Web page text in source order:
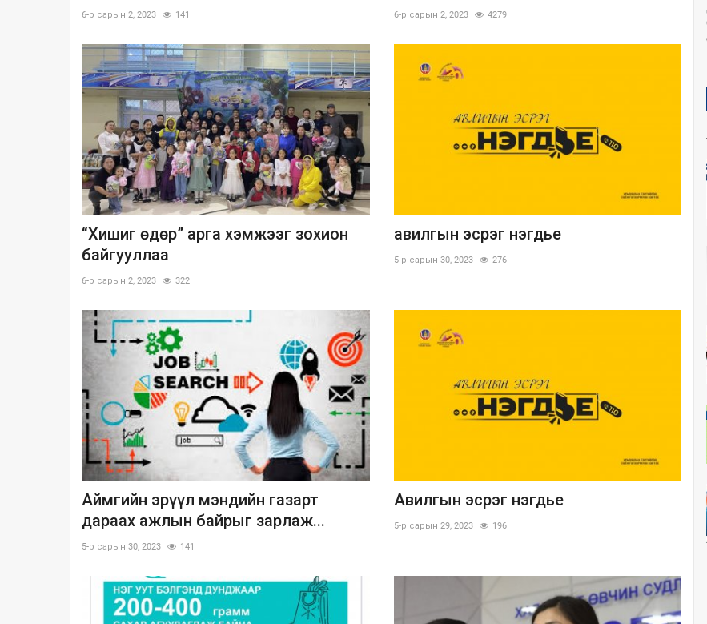
6-р сарын 2, 2023 141 6-р сарын 2, 2023 4279
“Хишиг өдөр” арга хэмжээг зохион
байгууллаа
6-р сарын 2, 2023 322
авилгын эсрэг нэгдье
5-р сарын 30, 2023 276
Аймгийн эрүүл мэндийн газарт
дараах ажлын байрыг зарлаж...
5-р сарын 30, 2023 141
Авилгын эсрэг нэгдье
5-р сарын 29, 2023 196